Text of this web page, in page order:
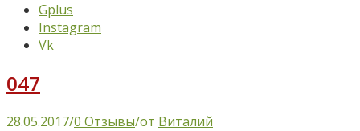
Gplus
Instagram
Vk
047
28.05.2017/0 Отзывы/от Виталий